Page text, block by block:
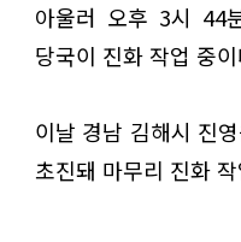
아울러 오후 3시 44
당국이 진화 작업 중
이날 경남 김해시 진
초진돼 마무리 진화